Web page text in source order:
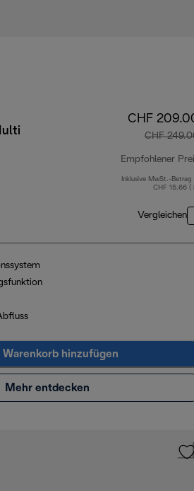
CHF
CHF
Empfohlener
Inklusive MwSt.-Betrag
CHF 15.66 (
Vergleichen
Warenkorb hinzufügen
Mehr entdecken